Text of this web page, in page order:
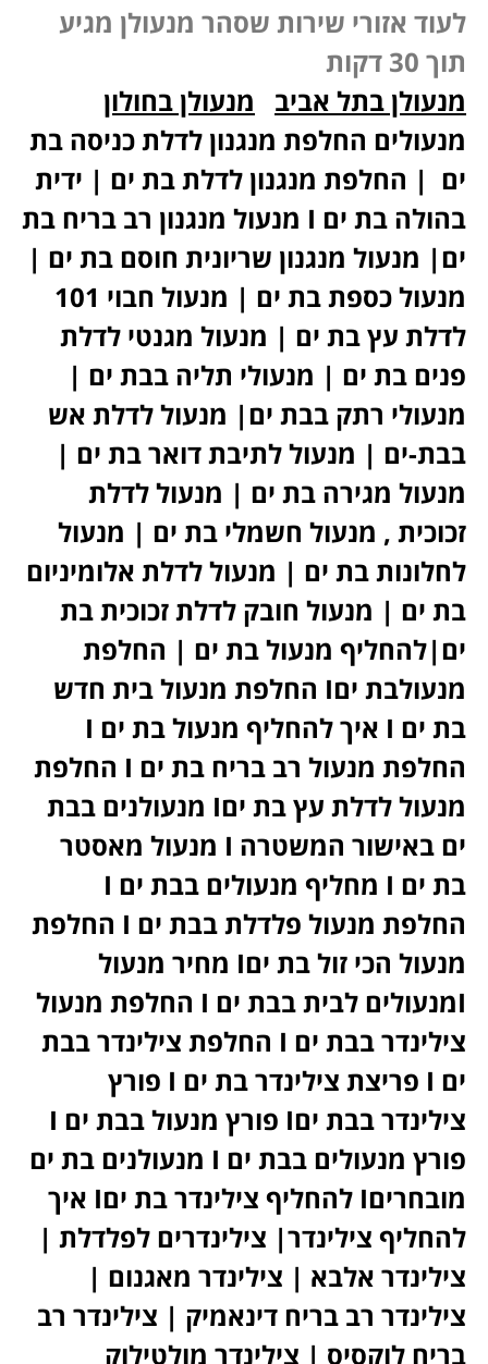
לעוד אזורי שירות שסהר מנעולן מגיע
תוך 30 דקות
מנעולן בתל אביב
מנעולן בחולון
מנעולים החלפת מנגנון לדלת כניסה בת
ים | החלפת מנגנון לדלת בת ים | ידית
בהולה בת ים I מנעול מנגנון רב בריח בת
ים| מנעול מנגנון שריונית חוסם בת ים |
מנעול כספת בת ים | מנעול חבוי 101
לדלת עץ בת ים | מנעול מגנטי לדלת
פנים בת ים | מנעולי תליה בבת ים |
מנעולי רתק בבת ים| מנעול לדלת אש
בבת-ים | מנעול לתיבת דואר בת ים |
מנעול מגירה בת ים | מנעול לדלת
זכוכית , מנעול חשמלי בת ים | מנעול
לחלונות בת ים | מנעול לדלת אלומיניום
בת ים | מנעול חובק לדלת זכוכית בת
ים|להחליף מנעול בת ים | החלפת
מנעולבת יםI החלפת מנעול בית חדש
בת ים I איך להחליף מנעול בת ים I
החלפת מנעול רב בריח בת ים I החלפת
מנעול לדלת עץ בת יםI מנעולנים בבת
ים באישור המשטרה I מנעול מאסטר
בת ים I מחליף מנעולים בבת ים I
החלפת מנעול פלדלת בבת ים I החלפת
מנעול הכי זול בת יםI מחיר מנעול
Iמנעולים לבית בבת ים I החלפת מנעול
צילינדר בבת ים I החלפת צילינדר בבת
ים I פריצת צילינדר בת ים I פורץ
צילינדר בבת יםI פורץ מנעול בבת ים I
פורץ מנעולים בבת ים I מנעולנים בת ים
מובחריםI להחליף צילינדר בת יםI איך
להחליף צילינדר| צילינדרים לפלדלת |
צילינדר אלבא | צילינדר מאגנום |
צילינדר רב בריח דינאמיק | צילינדר רב
בריח לוקסיס | צילינדר מולטילוק